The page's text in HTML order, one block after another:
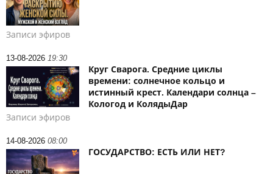
Записи эфиров
13-08-2026 19:30
Круг Сварога. Средние циклы
времени: солнечное кольцо и
истинный крест. Календари солнца –
Кологод и КолядыДар
Записи эфиров
14-08-2026 08:00
ГОСУДАРСТВО: ЕСТЬ ИЛИ НЕТ?